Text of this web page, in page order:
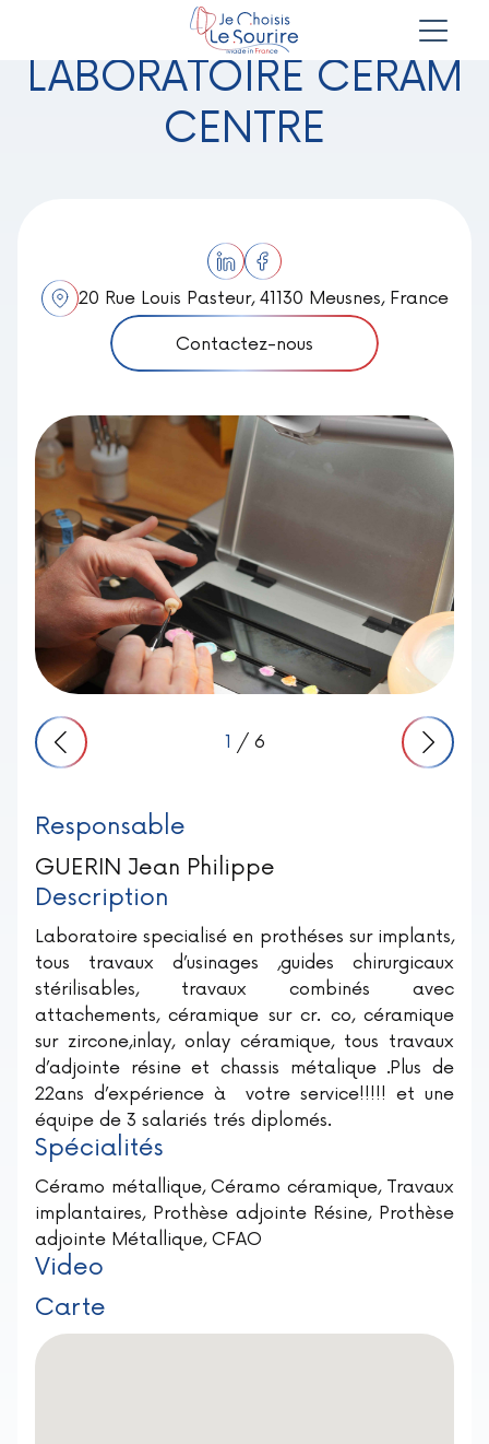
LABORATOIRE CERAM
CENTRE
20 Rue Louis Pasteur, 41130 Meusnes, France
Contactez-nous
1 / 6
Responsable
GUERIN Jean Philippe
Description
Laboratoire specialisé en prothéses sur implants,
tous travaux d’usinages ,guides chirurgicaux
stérilisables, travaux combinés avec
attachements, céramique sur cr. co, céramique
sur zircone,inlay, onlay céramique, tous travaux
d’adjointe résine et chassis métalique .Plus de
22ans d’expérience à votre service!!!!! et une
équipe de 3 salariés trés diplomés.
Spécialités
Céramo métallique, Céramo céramique, Travaux
implantaires, Prothèse adjointe Résine, Prothèse
adjointe Métallique, CFAO
Video
Carte